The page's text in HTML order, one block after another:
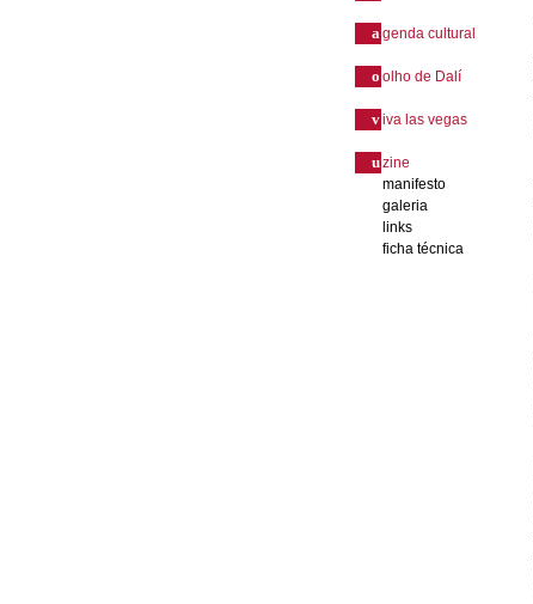
agenda cultural
o olho de Dalí
viva las vegas
uzine
manifesto
galeria
links
ficha técnica